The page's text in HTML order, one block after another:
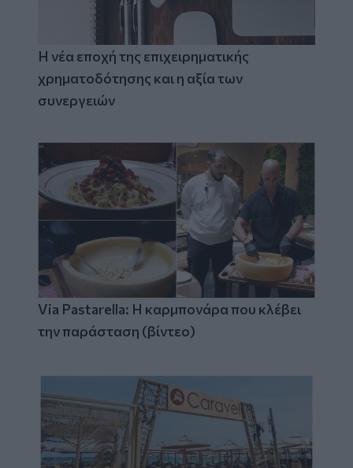
Η νέα εποχή της επιχειρηματικής
χρηματοδότησης και η αξία των
συνεργειών
Via Pastarella: Η καρμπονάρα που κλέβει
την παράσταση (βίντεο)